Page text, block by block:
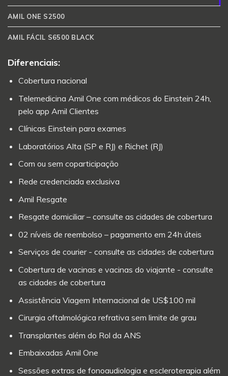
AMIL ONE S2500
AMIL FÁCIL S6500 BLACK
Diferenciais:
Cobertura nacional
Telemedicina Amil One com médicos do Einstein 24h,
pelo app Amil Clientes
Clínicas Einstein para exames
Laboratórios Alta (SP e RJ) e Richet (RJ)
Com ou sem coparticipação
Rede credenciada exclusiva
Amil Resgate
Resgate domiciliar – consulte as cidades de cobertura
02 níveis de reembolso – pagamento em 24h úteis
Serviços de courier - consulte as cidades de cobertura
Cobertura de vacinas e vacinas do viajante - consulte
as cidades de cobertura
Assistência Viagem Internacional de US$100 mil
Cirurgia oftalmológica refrativa sem limite de grau
Transplantes além do Rol da ANS
Embaixadas Amil One
Sessões extras de fonoaudiologia e escleroterapia além